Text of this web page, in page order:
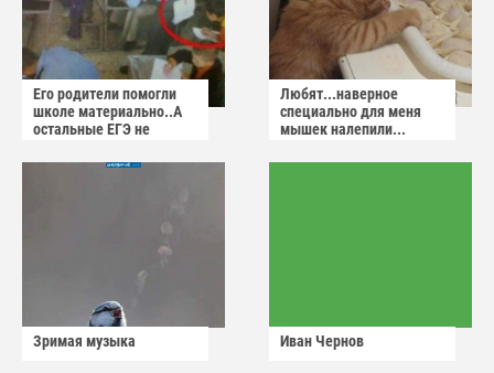
Его родители помогли
школе материально..А
остальные ЕГЭ не
Любят...наверное
специально для меня
мышек налепили...
Зримая музыка Иван Чернов